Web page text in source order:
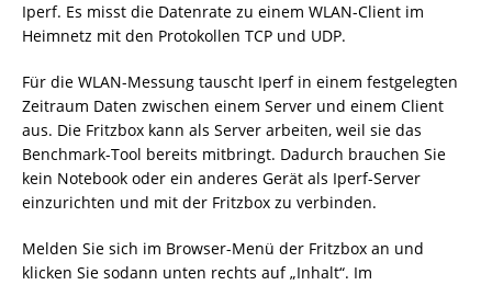
Iperf. Es misst die Datenrate zu einem WLAN-Client im
Heimnetz mit den Protokollen TCP und UDP.
Für die WLAN-Messung tauscht Iperf in einem festgelegten
Zeitraum Daten zwischen einem Server und einem Client
aus. Die Fritzbox kann als Server arbeiten, weil sie das
Benchmark-Tool bereits mitbringt. Dadurch brauchen Sie
kein Notebook oder ein anderes Gerät als Iperf-Server
einzurichten und mit der Fritzbox zu verbinden.
Melden Sie sich im Browser-Menü der Fritzbox an und
klicken Sie sodann unten rechts auf „Inhalt“. Im